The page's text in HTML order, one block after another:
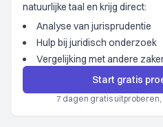
natuurlijke taal en krijg direct:
Analyse van jurisprudentie
Hulp bij juridisch onderzoek
Vergelijking met andere
Start gratis
7 dagen gratis